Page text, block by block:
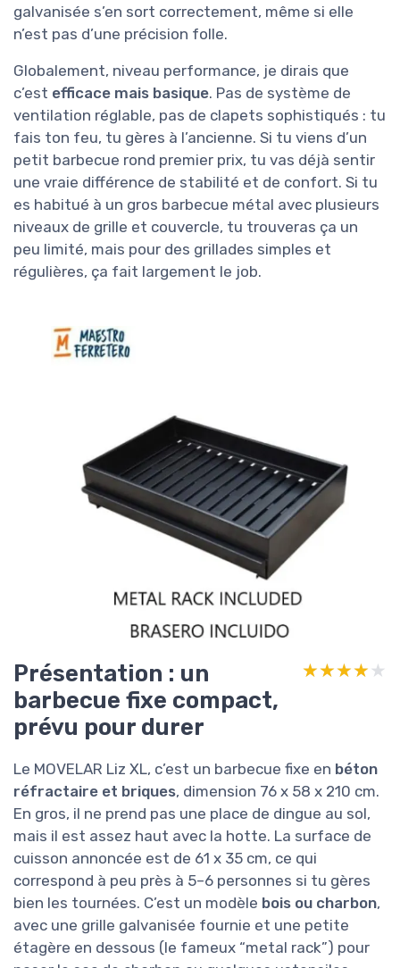
galvanisée s’en sort correctement, même si elle
n’est pas d’une précision folle.
Globalement, niveau performance, je dirais que
c’est efficace mais basique. Pas de système de
ventilation réglable, pas de clapets sophistiqués : tu
fais ton feu, tu gères à l’ancienne. Si tu viens d’un
petit barbecue rond premier prix, tu vas déjà sentir
une vraie différence de stabilité et de confort. Si tu
es habitué à un gros barbecue métal avec plusieurs
niveaux de grille et couvercle, tu trouveras ça un
peu limité, mais pour des grillades simples et
régulières, ça fait largement le job.
Présentation : un
barbecue fixe compact,
prévu pour durer
★★★★★
★★★★★
Le MOVELAR Liz XL, c’est un barbecue fixe en béton
réfractaire et briques, dimension 76 x 58 x 210 cm.
En gros, il ne prend pas une place de dingue au sol,
mais il est assez haut avec la hotte. La surface de
cuisson annoncée est de 61 x 35 cm, ce qui
correspond à peu près à 5–6 personnes si tu gères
bien les tournées. C’est un modèle bois ou charbon,
avec une grille galvanisée fournie et une petite
étagère en dessous (le fameux “metal rack”) pour